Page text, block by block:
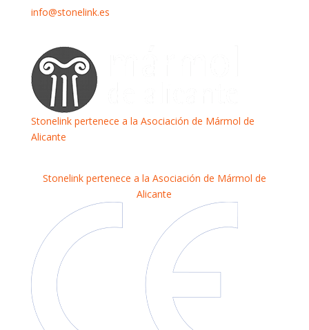
info@stonelink.es
Stonelink pertenece a la Asociación de Mármol de
Alicante
Stonelink pertenece a la Asociación de Mármol de
Alicante